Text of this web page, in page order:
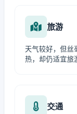
旅游
天气较好，但丝
热，却仍适宜旅
交通